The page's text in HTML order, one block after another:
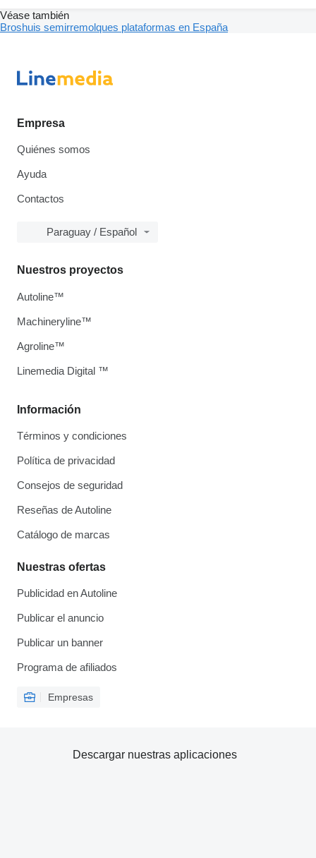
Véase también
Broshuis semirremolques plataformas en España
Empresa
Quiénes somos
Ayuda
Contactos
Paraguay / Español
Información
Términos y condiciones
Política de privacidad
Consejos de seguridad
Reseñas de Autoline
Catálogo de marcas
Nuestras ofertas
Publicidad en Autoline
Publicar el anuncio
Publicar un banner
Programa de afiliados
Empresas
Nuestros proyectos
Autoline™
Machineryline™
Agroline™
Linemedia Digital ™
Descargar nuestras aplicaciones